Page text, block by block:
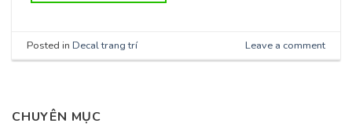
Posted in Decal trang trí Leave a comment
CHUYÊN MỤC